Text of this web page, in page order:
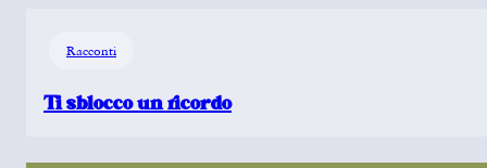
Racconti
Ti sblocco un ricordo